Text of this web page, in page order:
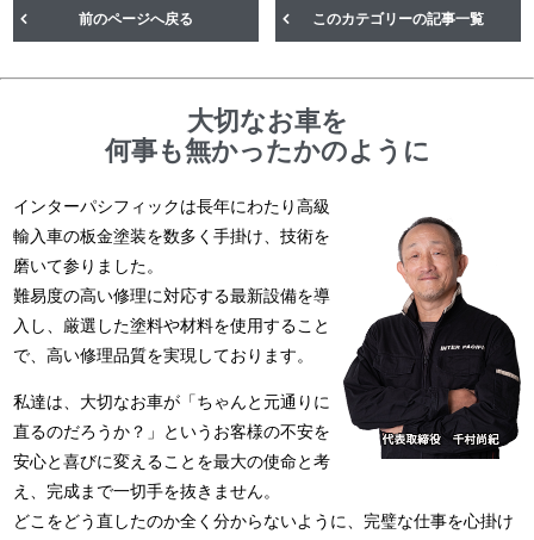
前のページへ戻る このカテゴリーの記事一覧
大切なお車を
何事も無かったかのように
インターパシフィックは長年にわたり高級
輸入車の板金塗装を数多く手掛け、技術を
磨いて参りました。
難易度の高い修理に対応する最新設備を導
入し、厳選した塗料や材料を使用すること
で、高い修理品質を実現しております。
私達は、大切なお車が「ちゃんと元通りに
直るのだろうか？」というお客様の不安を
安心と喜びに変えることを最大の使命と考
え、完成まで一切手を抜きません。
どこをどう直したのか全く分からないように、完璧な仕事を心掛け